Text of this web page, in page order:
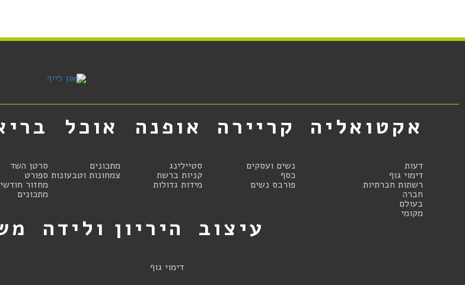
אקטואליה
דעות
דימוי גוף
רשתות חברתיות
חברה
בעולם
מקומי
קריירה
נשים ועסקים
כסף
פורבס נשים
אופנה
סטיילינג
קניות ברשת
מידות גדולות
אוכל
מתכונים
צמחונות וטבעונות
סרטן השד
ספורט
מחזור חודשי
מתכונים
עיצוב היריון ולידה
דימוי גוף